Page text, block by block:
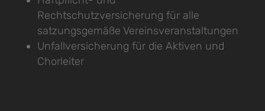
Rechtschutzversicherung für alle
satzungsgemäße Vereinsveranstaltungen
Unfallversicherung für die Aktiven und
Chorleiter